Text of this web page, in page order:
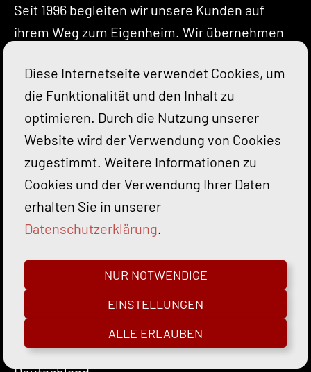
Seit 1996 begleiten wir unsere Kunden auf
ihrem Weg zum Eigenheim. Wir übernehmen
den PLZ-Bereichen 04, 06, 07, 08, 09, 14 & 39.
Über die Jahre haben wir über 400 Bauwerke
errichtet oder in der Bauleitung betreut. Vom
Großprojekt aus der Wirtschaft, über ein
Einfamilienhaus in Massivbauweise bis hin
zum individuellen Schwedenhaus.
Die Fläming Haus Bau GmbH ist Eksjöhus-
Exklusivpartner für die Bundeshauptstadt und
Land Brandenburg. Eksjöhus baut seit 1941
Holzhäuser und nutzt als Baustoff die robuste,
kammergetrocknete skandinavische Fichte.
Seit 1961 liefert der bekannte schwedische
Haushersteller schwedische Holzhäuser nach
Diese Internetseite verwendet Cookies, um
die Funktionalität und den Inhalt zu
optimieren. Durch die Nutzung unserer
Website wird der Verwendung von Cookies
zugestimmt. Weitere Informationen zu
Cookies und der Verwendung Ihrer Daten
erhalten Sie in unserer
Datenschutzerklärung.
NUR NOTWENDIGE
EINSTELLUNGEN
ALLE ERLAUBEN